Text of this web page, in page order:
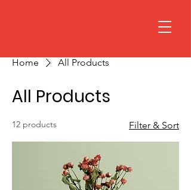
Home All Products
All Products
12 products Filter & Sort